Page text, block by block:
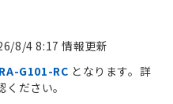
8/4 8:17 情報更新
G101-RC となります。詳
ださい。